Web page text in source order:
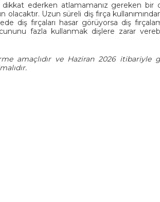
dikkat ederken atlamamanız gereken bir
Uzun süreli diş fırça
diş fırçaları hasar görüyorsa diş
fazla kullanmak dişlere zarar
amaçlıdır ve Haziran 2026 itibariyle